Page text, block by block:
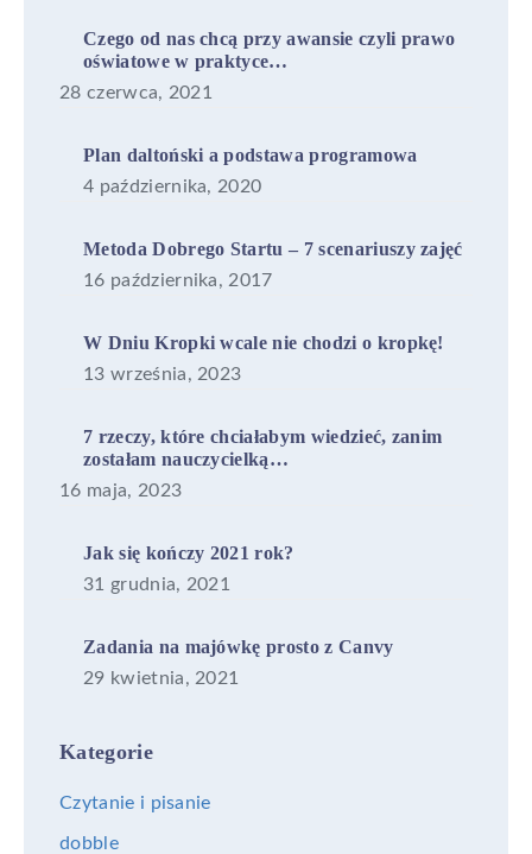
Czego od nas chcą przy awansie czyli prawo
oświatowe w praktyce…
28 czerwca, 2021
Plan daltoński a podstawa programowa
4 października, 2020
Metoda Dobrego Startu – 7 scenariuszy zajęć
16 października, 2017
W Dniu Kropki wcale nie chodzi o kropkę!
13 września, 2023
7 rzeczy, które chciałabym wiedzieć, zanim
zostałam nauczycielką…
16 maja, 2023
Jak się kończy 2021 rok?
31 grudnia, 2021
Zadania na majówkę prosto z Canvy
29 kwietnia, 2021
Kategorie
Czytanie i pisanie
dobble